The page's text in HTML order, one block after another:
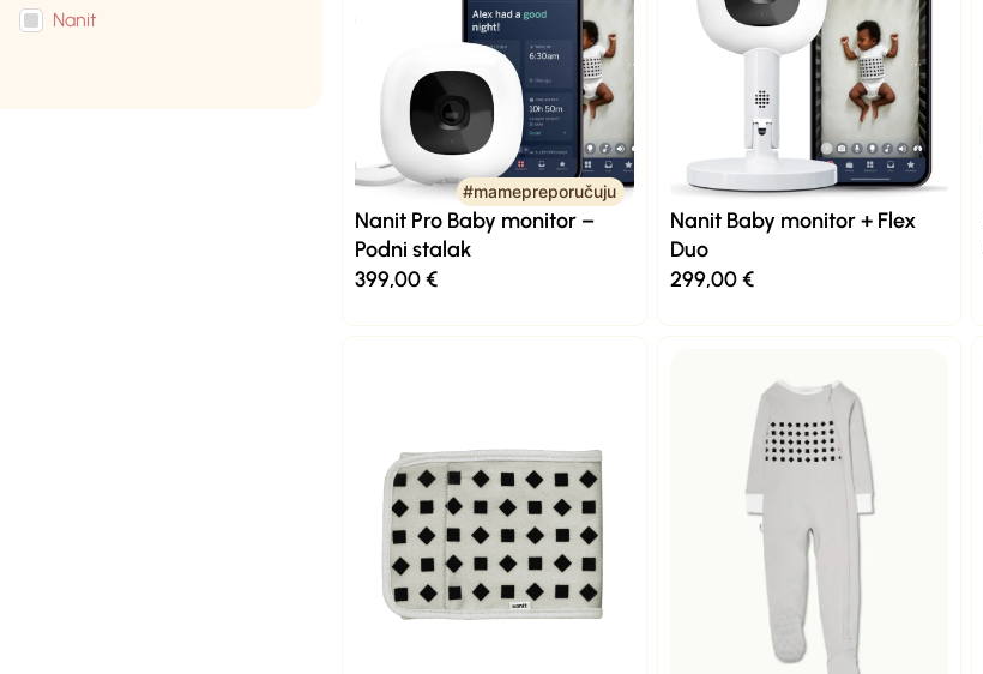
Nanit
#mamepreporučuju
Nanit Pro Baby monitor –
Podni stalak
399,00€
Nanit Baby monitor + Flex
Duo
299,00€